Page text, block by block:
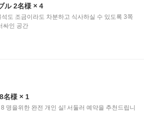
ル2名様 × 4
도 조금이라도 차분하고 식사하실 수 있도록 3쪽
싸인 공간
8名様 × 1
명을위한 완전 개인 실! 서둘러 예약을 추천드립니